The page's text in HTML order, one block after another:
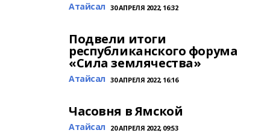
Атайсал 30 АПРЕЛЯ 2022, 16:32
Подвели итоги
республиканского форума
«Сила землячества»
Атайсал 30 АПРЕЛЯ 2022, 16:16
Часовня в Ямской
Атайсал 20 АПРЕЛЯ 2022, 09:53